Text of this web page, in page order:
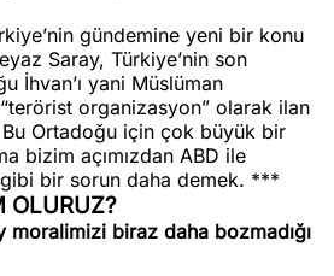
gündemine yeni bir konu
Saray, Türkiye’nin son
İhvan’ı yani Müslüman
organizasyon” olarak ilan
Bu Ortadoğu için çok büyük bir
bizim açımızdan ABD ile
bir sorun daha demek. ***
OLURUZ?
moralimizi biraz daha bozmadığı